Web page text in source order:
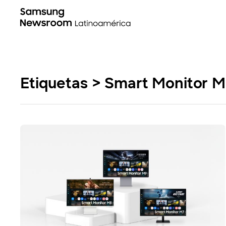
Etiquetas > Smart Monitor